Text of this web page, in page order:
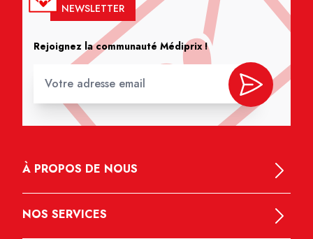
NEWSLETTER
Rejoignez la communauté Médiprix !
À PROPOS DE NOUS
NOS SERVICES